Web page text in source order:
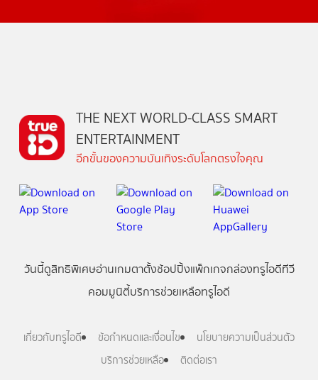
THE NEXT WORLD-CLASS SMART
ENTERTAINMENT
อีกขั้นของความบันเทิงระดับโลกตรงใจคุณ
วันนี้ดูสิทธิพิเศษอ่านเกมตาตั้งช้อปปิ้งแพ็กเกจกล่องทรูไอดีทีวี
คอมมูนิตี้บริการช่วยเหลือทรูไอดี
เกี่ยวกับทรูไอดี ข้อกำหนดและเงื่อนไข
นโยบายความเป็นส่วนตัว
บริการช่วยเหลือ
ติดต่อเรา